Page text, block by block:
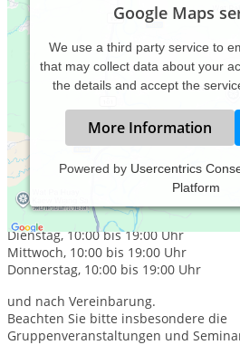
Google Maps
We use a third party service to
that may collect data about your
the details and accept the
More Information
Powered by Usercentrics
Platform
Praxiszeiten:
Montag, 10:00 bis 19:00 Uhr
Dienstag, 10:00 bis 19:00 Uhr
Mittwoch, 10:00 bis 19:00 Uhr
Donnerstag, 10:00 bis 19:00 Uhr
und nach Vereinbarung.
Beachten Sie bitte insbesondere die
Gruppenveranstaltungen und